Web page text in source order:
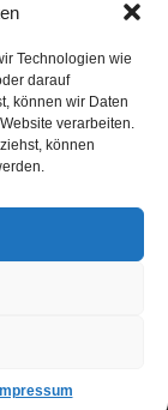
Technologien wie
darauf
können wir Daten
verarbeiten.
können
J. Vellguth
Krist